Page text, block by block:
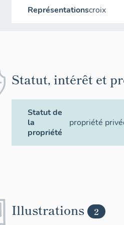
Représentationscroix
Statut, intérêt et
Statut de
la
propriété
propriété
Illustrations 2